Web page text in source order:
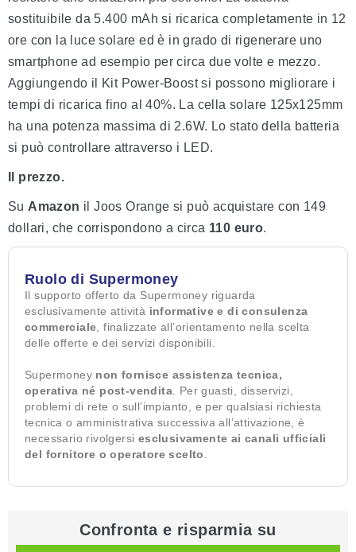
sostituibile da 5.400 mAh si ricarica completamente in 12
ore con la luce solare ed è in grado di rigenerare uno
smartphone ad esempio per circa due volte e mezzo.
Aggiungendo il Kit Power-Boost si possono migliorare i
tempi di ricarica fino al 40%. La cella solare 125x125mm
ha una potenza massima di 2.6W. Lo stato della batteria
si può controllare attraverso i LED.
Il prezzo.
Su Amazon il Joos Orange si può acquistare con 149
dollari, che corrispondono a circa 110 euro.
Ruolo di Supermoney
Il supporto offerto da Supermoney riguarda
esclusivamente attività informative e di consulenza
commerciale , finalizzate all’orientamento nella scelta
delle offerte e dei servizi disponibili.
Supermoney non fornisce assistenza tecnica,
operativa né post-vendita . Per guasti, disservizi,
problemi di rete o sull’impianto, e per qualsiasi richiesta
tecnica o amministrativa successiva all’attivazione, è
necessario rivolgersi esclusivamente ai canali ufficiali
del fornitore o operatore scelto
Confronta e risparmia su